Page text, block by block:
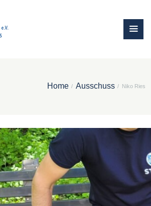
Home Ausschuss Niko Ries